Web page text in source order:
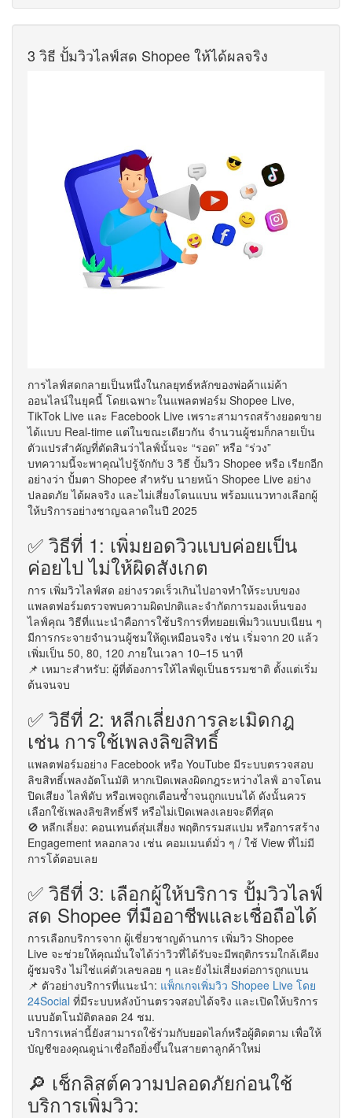
3 วิธี ปั้มวิวไลฟ์สด Shopee ให้ได้ผลจริง
การไลฟ์สดกลายเป็นหนึ่งในกลยุทธ์หลักของพ่อค้าแม่ค้า
ออนไลน์ในยุคนี้ โดยเฉพาะในแพลตฟอร์ม Shopee Live,
TikTok Live และ Facebook Live เพราะสามารถสร้างยอดขาย
ได้แบบ Real-time แต่ในขณะเดียวกัน จำนวนผู้ชมก็กลายเป็น
ตัวแปรสำคัญที่ตัดสินว่าไลฟ์นั้นจะ “รอด” หรือ “ร่วง”
บทความนี้จะพาคุณไปรู้จักกับ 3 วิธี ปั้มวิว Shopee หรือ เรียกอีก
อย่างว่า ปั้มตา Shopee สำหรับ นายหน้า Shopee Live อย่าง
ปลอดภัย ได้ผลจริง และไม่เสี่ยงโดนแบน พร้อมแนวทางเลือกผู้
ให้บริการอย่างชาญฉลาดในปี 2025
✅ วิธีที่ 1: เพิ่มยอดวิวแบบค่อยเป็น
ค่อยไป ไม่ให้ผิดสังเกต
การ เพิ่มวิวไลฟ์สด อย่างรวดเร็วเกินไปอาจทำให้ระบบของ
แพลตฟอร์มตรวจพบความผิดปกติและจำกัดการมองเห็นของ
ไลฟ์คุณ วิธีที่แนะนำคือการใช้บริการที่ทยอยเพิ่มวิวแบบเนียน ๆ
มีการกระจายจำนวนผู้ชมให้ดูเหมือนจริง เช่น เริ่มจาก 20 แล้ว
เพิ่มเป็น 50, 80, 120 ภายในเวลา 10–15 นาที
📌 เหมาะสำหรับ: ผู้ที่ต้องการให้ไลฟ์ดูเป็นธรรมชาติ ตั้งแต่เริ่ม
ต้นจนจบ
✅ วิธีที่ 2: หลีกเลี่ยงการละเมิดกฎ
เช่น การใช้เพลงลิขสิทธิ์
แพลตฟอร์มอย่าง Facebook หรือ YouTube มีระบบตรวจสอบ
ลิขสิทธิ์เพลงอัตโนมัติ หากเปิดเพลงผิดกฎระหว่างไลฟ์ อาจโดน
ปิดเสียง ไลฟ์ดับ หรือเพจถูกเตือนซ้ำจนถูกแบนได้ ดังนั้นควร
เลือกใช้เพลงลิขสิทธิ์ฟรี หรือไม่เปิดเพลงเลยจะดีที่สุด
🚫 หลีกเลี่ยง: คอนเทนต์สุ่มเสี่ยง พฤติกรรมสแปม หรือการสร้าง
Engagement หลอกลวง เช่น คอมเมนต์มั่ว ๆ / ใช้ View ที่ไม่มี
การโต้ตอบเลย
✅ วิธีที่ 3: เลือกผู้ให้บริการ ปั้มวิวไลฟ์
สด Shopee ที่มืออาชีพและเชื่อถือได้
การเลือกบริการจาก ผู้เชี่ยวชาญด้านการ เพิ่มวิว Shopee
Live จะช่วยให้คุณมั่นใจได้ว่าวิวที่ได้รับจะมีพฤติกรรมใกล้เคียง
ผู้ชมจริง ไม่ใช่แค่ตัวเลขลอย ๆ และยังไม่เสี่ยงต่อการถูกแบน
📌 ตัวอย่างบริการที่แนะนำ: แพ็กเกจเพิ่มวิว Shopee Live โดย
24Social ที่มีระบบหลังบ้านตรวจสอบได้จริง และเปิดให้บริการ
แบบอัตโนมัติตลอด 24 ชม.
บริการเหล่านี้ยังสามารถใช้ร่วมกับยอดไลก์หรือผู้ติดตาม เพื่อให้
บัญชีของคุณดูน่าเชื่อถือยิ่งขึ้นในสายตาลูกค้าใหม่
🔎 เช็กลิสต์ความปลอดภัยก่อนใช้
บริการเพิ่มวิว: